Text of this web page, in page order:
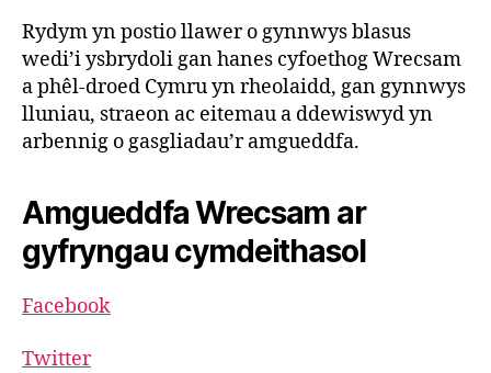
Rydym yn postio llawer o gynnwys blasus
wedi’i ysbrydoli gan hanes cyfoethog Wrecsam
a phêl-droed Cymru yn rheolaidd, gan gynnwys
lluniau, straeon ac eitemau a ddewiswyd yn
arbennig o gasgliadau’r amgueddfa.
Amgueddfa Wrecsam ar
gyfryngau cymdeithasol
Facebook
Twitter